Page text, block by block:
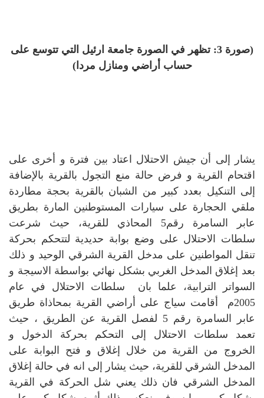
(صورة 3: تظهر في الصورة جامعة ارئيل التي تتوسع على
حساب أراضي ومنازل مردا)
يشار إلى أن جيش الاحتلال اعتاد بين فترة و أخرى على
اقتحام القرية و فرض حالة منع التجول بالقرية بالإضافة
إلى التنكيل بعدد كبير من الشبان بالقرية بحجة مطاردة
ملقي الحجارة على سيارات المستوطنين المارة بطريق
عابر السامرة رقم5 المحاذي للقرية، حيث شرعت
سلطات الاحتلال على وضع بوابة حديدية لتتحكم بحركة
تنقل المواطنين على مدخل القرية الشرقي الوحيد و ذلك
بعد إغلاق المدخل الغربي بشكل نهائي بواسطة الاسيجة و
السواتر الترابية، علما بان سلطات الاحتلال في عام
2005م أقامت سياج على أراضي القرية بمحاذاة طريق
عابر السامرة رقم 5 لفصل القرية عن الطريق ، حيث
تعمد سلطات الاحتلال إلى التحكم بحركة الدخول و
الخروج من القرية من خلال إغلاق و فتح البوابة على
المدخل الشرقي للقرية، حيث يشار إلى انه في حالة إغلاق
المدخل الشرقي فان ذلك يعني شل الحركة في القرية